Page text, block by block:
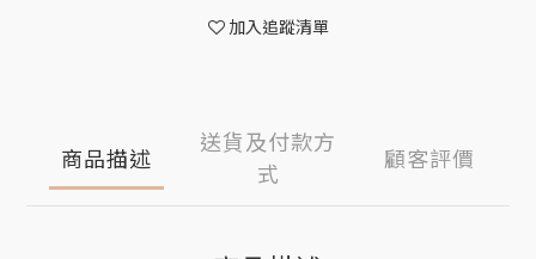
加入追蹤清單
商品描述
送貨及付款方
式
顧客評價